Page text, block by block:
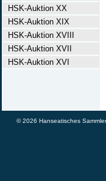
HSK-Auktion XX
HSK-Auktion XIX
HSK-Auktion XVIII
HSK-Auktion XVII
HSK-Auktion XVI
© 2026 Hanseatisches